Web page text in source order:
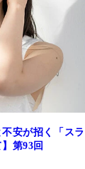
安が招く「スラ
第93回